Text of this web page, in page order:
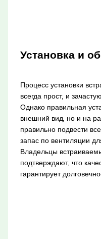
Установка и
Процесс установки
всегда прост, и
Однако правильная
внешний вид, но и на
правильно подвести
запас по вентиляции
Владельцы
подтверждают, что
гарантирует